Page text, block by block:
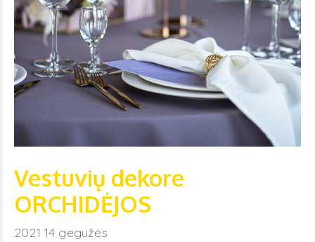
Vestuvių dekore
ORCHIDĖJOS
2021 14 gegužės